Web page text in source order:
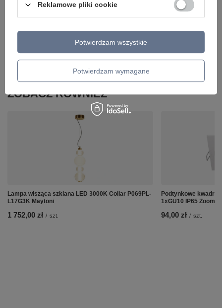
ZOBACZ RÓWNIEŻ
Lampa wisząca szklana LED 3000K Collar P069PL-
L17G3K Maytoni
1 752,00 zł / szt.
Podtynkowe
1xGU10 IP65 Zoom
94,00 zł / szt.
Reklamowe pliki cookie
Potwierdzam wymagane
Potwierdzam wszystkie